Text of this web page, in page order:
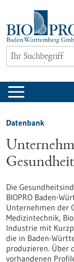
springen
Datenbank
Die
BIOPRO Baden-
Unternehmen der
Medizintechnik,
Industrie mit
die in Baden-
produzieren. Über
vorhandenen